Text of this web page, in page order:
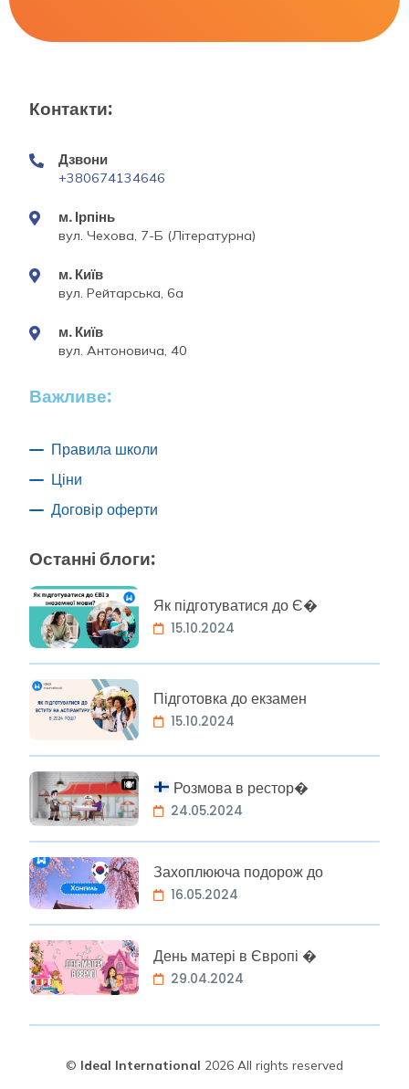
Контакти:
Дзвони
+380674134646
м. Ірпінь
вул. Чехова, 7-Б (Літературна)
м. Київ
вул. Рейтарська, 6а
м. Київ
вул. Антоновича, 40
Важливе:
Правила школи
Ціни
Договір оферти
Останні блоги:
Як підготуватися до Є�
15.10.2024
Підготовка до екзамен
15.10.2024
Розмова в рестор�
24.05.2024
Захоплююча подорож до
16.05.2024
День матері в Європі �
29.04.2024
© Ideal International 2026 All rights reserved